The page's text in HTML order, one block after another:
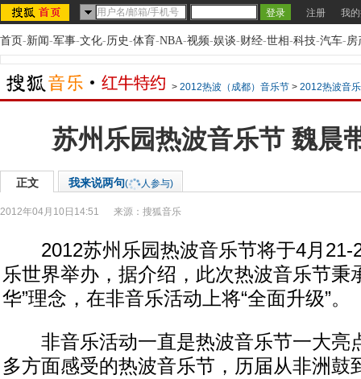
注册 我
首页-新闻-军事-文化-历史-体育-NBA-视频-娱谈-财经-世相-科技-汽车-房
> 2012热波（成都）音乐节 > 2012热波音
苏州乐园热波音乐节 魏晨
正文 我来说两句( 人参与)
2012年04月10日14:51 来源： 搜狐音乐
2012苏州乐园热波音乐节将于4月21-
乐世界举办，据介绍，此次热波音乐节秉
华”理念，在非音乐活动上将“全面升级”。
非音乐活动一直是热波音乐节一大亮
多方面感受的热波音乐节，历届从非洲鼓